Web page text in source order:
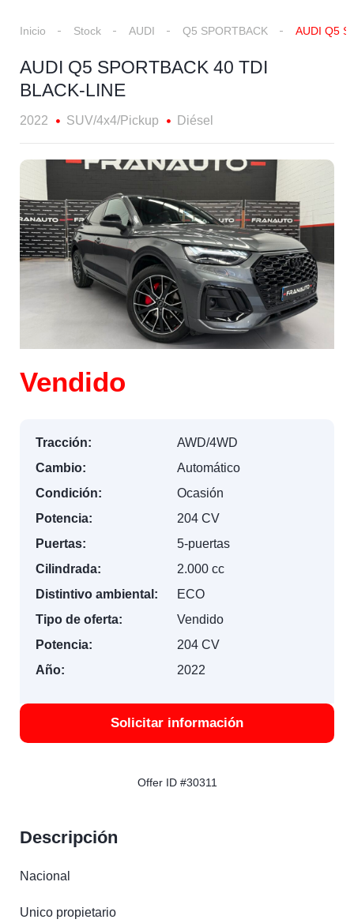
Inicio Stock AUDI Q5 SPORTBACK AUDI Q5
AUDI Q5 SPORTBACK 40 TDI
BLACK-LINE
2022 SUV/4x4/Pickup Diésel
Vendido
Tracción:
AWD/4WD
Cambio:
Automático
Condición:
Ocasión
Potencia:
204 CV
Puertas:
5-puertas
Cilindrada:
2.000 cc
Distintivo ambiental:
ECO
Tipo de oferta:
Vendido
Potencia:
204 CV
Año:
2022
Solicitar información
Offer ID #30311
Descripción
Nacional
Unico propietario